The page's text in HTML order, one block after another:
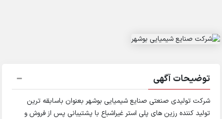
توضیحات آگهی
شرکت تولیدی صنعتی صنایع شیمیایی بوشهر بعنوان باسابقه ترین
تولید کننده رزین های پلی استر غیراشباع با پشتیبانی پس از فروش و